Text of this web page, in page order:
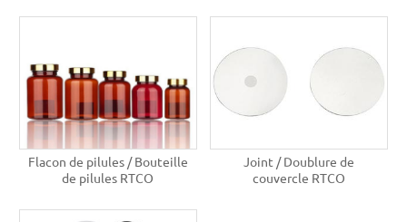
Flacon de pilules / Bouteille
de pilules RTCO
Joint / Doublure de
couvercle RTCO